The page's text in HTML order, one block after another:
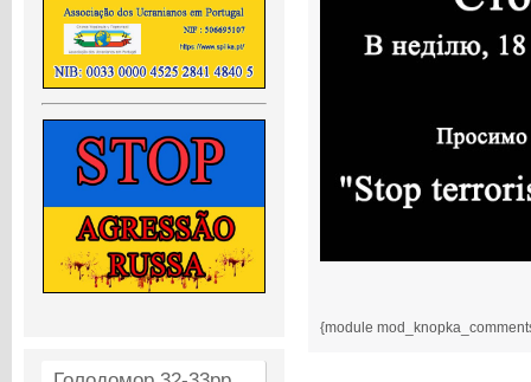
{module